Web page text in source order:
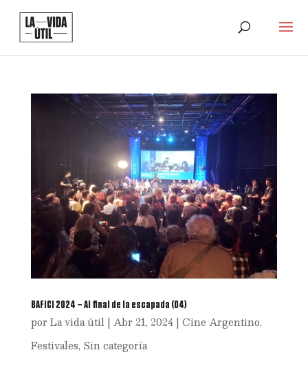
BAFICI 2024 – Al final de la escapada (04)
por La vida útil| Abr 21, 2024| Cine Argentino,
Festivales, Sin categoría